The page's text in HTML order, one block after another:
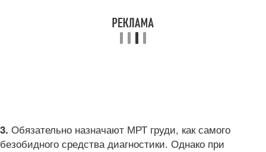
3. Обязательно назначают МРТ груди, как самого
безобидного средства диагностики. Однако при